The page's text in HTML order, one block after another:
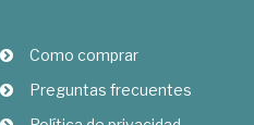
Como comprar
Preguntas frecuentes